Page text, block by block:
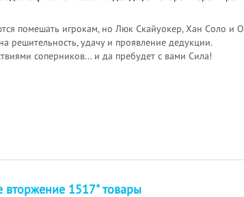
помешать игрокам, но Люк Скайуокер, Хан Соло и
решительность, удачу и проявление дедукции.
соперников... и да пребудет с вами Сила!
вторжение 1517" товары